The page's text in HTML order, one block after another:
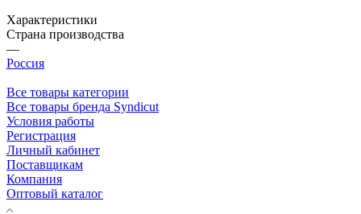
Характеристики
Страна производства
—
Россия
Все товары категории
Все товары бренда Syndicut
Условия работы
Регистрация
Личный кабинет
Поставщикам
Компания
Оптовый каталог